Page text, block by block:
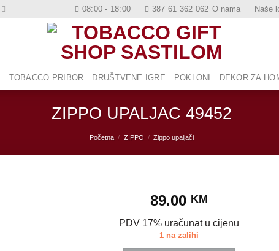
08:00 - 18:00 387 61 362 062 O nama Naše
TOBACCO PRIBOR DRUŠTVENE IGRE POKLONI DEKOR ZA
ZIPPO UPALJAC 49452
Početna / ZIPPO / Zippo upaljači
89.00 KM
PDV 17% uračunat u cijenu
1 na zalihi